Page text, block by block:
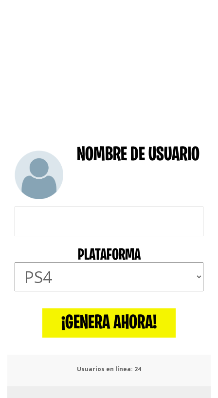
NOMBRE DE USUARIO
PLATAFORMA
¡GENERA AHORA!
Usuarios en línea: 27